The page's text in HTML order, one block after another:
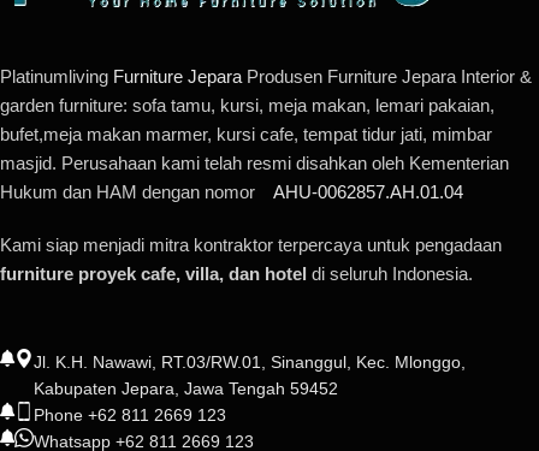
Platinumliving Furniture Jepara Produsen Furniture Jepara Interior &
garden furniture: sofa tamu, kursi, meja makan, lemari pakaian,
bufet,meja makan marmer, kursi cafe, tempat tidur jati, mimbar
masjid. Perusahaan kami telah resmi disahkan oleh Kementerian
Hukum dan HAM dengan nomor AHU-0062857.AH.01.04
Kami siap menjadi mitra kontraktor terpercaya untuk pengadaan
furniture proyek cafe, villa, dan hotel di seluruh Indonesia.
Jl. K.H. Nawawi, RT.03/RW.01, Sinanggul, Kec. Mlonggo,
Kabupaten Jepara, Jawa Tengah 59452
Phone +62 811 2669 123
Whatsapp +62 811 2669 123